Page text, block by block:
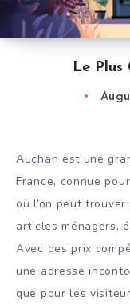
Le Plus
Auchan est une
France, connue
où l’on peut
articles ménagers,
Avec des prix
une adresse
que pour les